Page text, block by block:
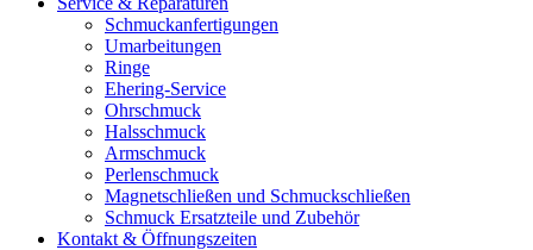
Schmuckanfertigungen
Umarbeitungen
Ringe
Ehering-Service
Ohrschmuck
Halsschmuck
Armschmuck
Perlenschmuck
Magnetschließen und Schmuckschließen
Schmuck Ersatzteile und Zubehör
Kontakt & Öffnungszeiten